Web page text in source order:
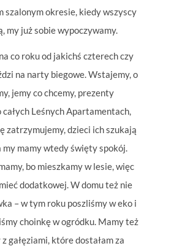
szalonym okresie, kiedy wszyscy
my już sobie wypoczywamy.
co roku od jakichś czterech czy
na narty biegowe. Wstajemy, o
jemy co chcemy, prezenty
całych Leśnych Apartamentach,
zatrzymujemy, dzieci ich szukają
my mamy wtedy święty spokój.
bo mieszkamy w lesie, więc
dodatkowej. W domu też nie
– w tym roku poszliśmy w eko i
choinkę w ogródku. Mamy też
gałęziami, które dostałam za